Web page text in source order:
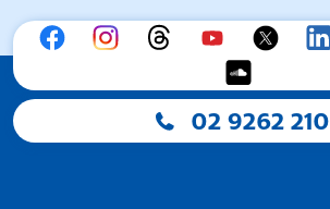
02 9262 210